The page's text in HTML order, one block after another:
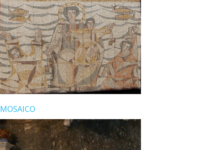
MOSAICO